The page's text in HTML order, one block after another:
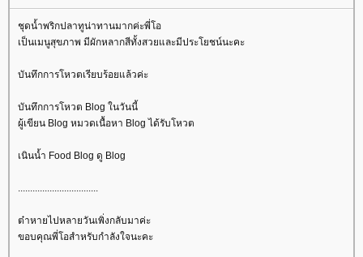
ชุดน้ำพริกปลาทูน่าทานมากค่ะพี่โอ
เป็นเมนูสุขภาพ มีผักหลากสีทั้งสวยและมีประโยชน์นะคะ
บันทึกการโหวตเรียบร้อยแล้วค่ะ
บันทึกการโหวต Blog ในวันนี้
ผู้เขียน Blog หมวดเนื้อหา Blog ได้รับโหวต
เนินน้ำ Food Blog ดู Blog
ต๋าหายไปหลายวันเพิ่งกลับมาค่ะ
ขอบคุณพี่โอสำหรับกำลังใจนะคะ